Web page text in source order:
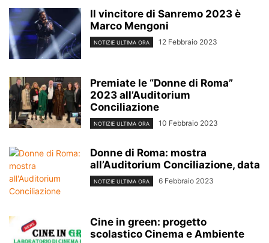
Il vincitore di Sanremo 2023 è
Marco Mengoni
NOTIZIE ULTIMA ORA 12 Febbraio 2023
Premiate le “Donne di Roma”
2023 all’Auditorium
Conciliazione
NOTIZIE ULTIMA ORA 10 Febbraio 2023
Donne di Roma: mostra
all’Auditorium Conciliazione, data
NOTIZIE ULTIMA ORA 6 Febbraio 2023
Cine in green: progetto
scolastico Cinema e Ambiente